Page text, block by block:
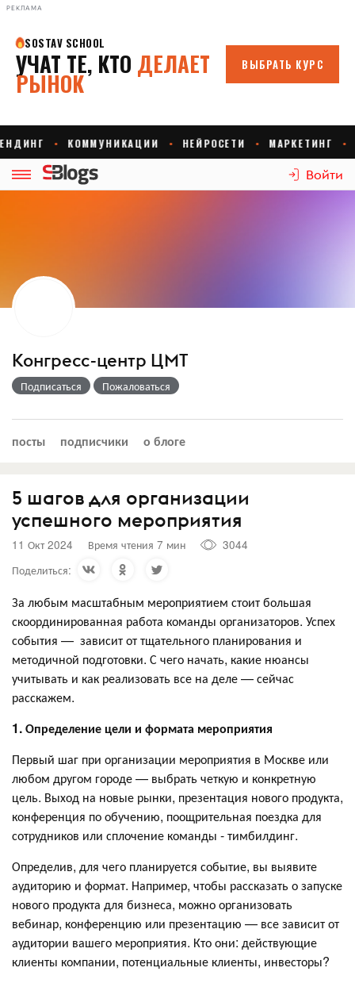
РЕКЛАМА
Войти
Конгресс-центр ЦМТ
Подписаться Пожаловаться
посты подписчики о блоге
5 шагов для организации
успешного мероприятия
11 Окт 2024 Время чтения 7 мин
3044
Поделиться:
За любым масштабным мероприятием стоит большая
скоординированная работа команды организаторов. Успех
события — зависит от тщательного планирования и
методичной подготовки. С чего начать, какие нюансы
учитывать и как реализовать все на деле — сейчас
расскажем.
1. Определение цели и формата мероприятия
Первый шаг при организации мероприятия в Москве или
любом другом городе — выбрать четкую и конкретную
цель. Выход на новые рынки, презентация нового продукта,
конференция по обучению, поощрительная поездка для
сотрудников или сплочение команды - тимбилдинг.
Определив, для чего планируется событие, вы выявите
аудиторию и формат. Например, чтобы рассказать о запуске
нового продукта для бизнеса, можно организовать
вебинар, конференцию или презентацию — все зависит от
аудитории вашего мероприятия. Кто они: действующие
клиенты компании, потенциальные клиенты, инвесторы?